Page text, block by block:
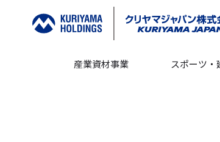
産業資材事業 スポーツ